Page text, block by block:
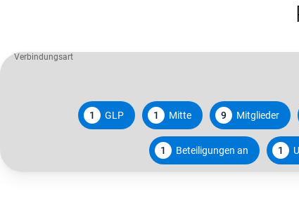
1 GLP 1 Mitte 9 Mitglieder
1 Beteiligungen an 1
Verbindungsart